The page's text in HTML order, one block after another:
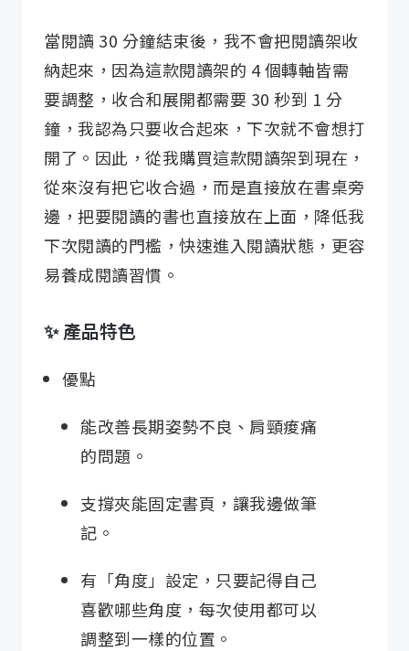
當閱讀 30 分鐘結束後，我不會把閱讀架收
納起來，因為這款閱讀架的 4 個轉軸皆需
要調整，收合和展開都需要 30 秒到 1 分
鐘，我認為只要收合起來，下次就不會想打
開了。因此，從我購買這款閱讀架到現在，
從來沒有把它收合過，而是直接放在書桌旁
邊，把要閱讀的書也直接放在上面，降低我
下次閱讀的門檻，快速進入閱讀狀態，更容
易養成閱讀習慣。
✨ 產品特色
優點
能改善長期姿勢不良、肩頸痠痛
的問題。
支撐夾能固定書頁，讓我邊做筆
記。
有「角度」設定，只要記得自己
喜歡哪些角度，每次使用都可以
調整到一樣的位置。